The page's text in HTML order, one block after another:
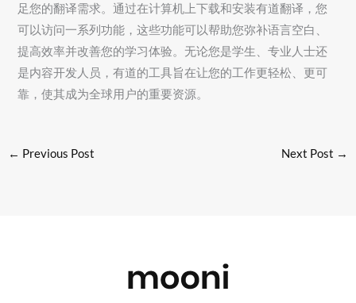
足您的翻译需求。通过在计算机上下载和安装有道翻译，您
可以访问一系列功能，这些功能可以帮助您弥补语言空白、
提高效率并改善您的学习体验。无论您是学生、专业人士还
是内容开发人员，有道的工具旨在让您的工作更轻松、更可
靠，使其成为全球用户的重要资源。
← Previous Post Next Post →